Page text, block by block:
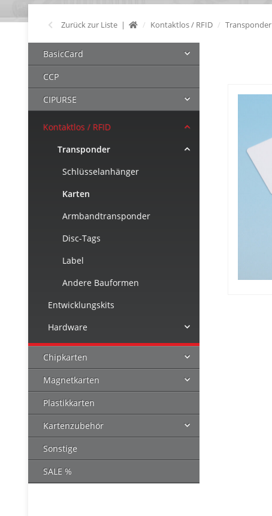
Zurück zur Liste Kontaktlos / RFID Transponder
BasicCard
CCP
CIPURSE
Kontaktlos / RFID
Transponder
Schlüsselanhänger
Karten
Armbandtransponder
Disc-Tags
Label
Andere Bauformen
Entwicklungskits
Hardware
Chipkarten
Magnetkarten
Plastikkarten
Kartenzubehör
Sonstige
SALE %